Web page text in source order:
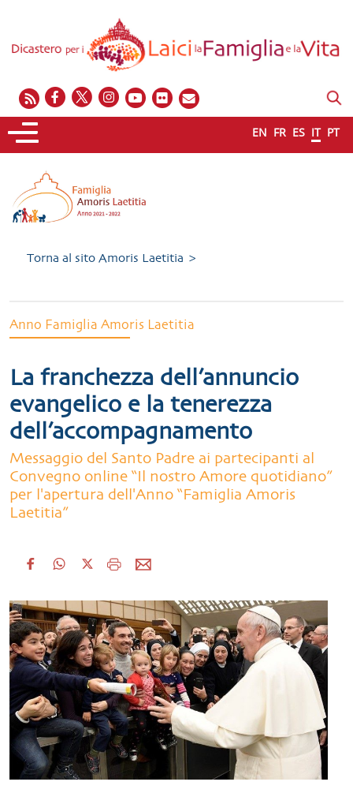
EN FR ES IT PT
Torna al sito Amoris Laetitia >
Anno Famiglia Amoris Laetitia
La franchezza dell’annuncio
evangelico e la tenerezza
dell’accompagnamento
Messaggio del Santo Padre ai partecipanti al
Convegno online “Il nostro Amore quotidiano”
per l'apertura dell'Anno “Famiglia Amoris
Laetitia”